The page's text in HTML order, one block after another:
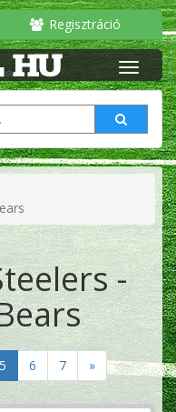
Regisztráció
-
5 6 7 »